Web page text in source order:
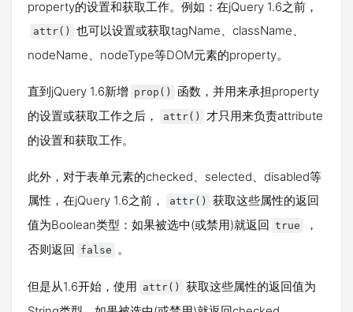
property的设置和获取工作。例如：在jQuery 1.6之前，
attr()
也可以设置或获取tagName、className、
nodeName、nodeType等DOM元素的property。
直到jQuery 1.6新增 prop()
函数，并用来承担property
的设置或获取工作之后，
attr()
才只用来负责attribute
的设置和获取工作。
此外，对于表单元素的checked、selected、disabled等
属性，在jQuery 1.6之前，
attr()
获取这些属性的返回
值为Boolean类型：如果被选中(或禁用)就返回 true
，
否则返回 false 。
但是从1.6开始，使用 attr()
获取这些属性的返回值为